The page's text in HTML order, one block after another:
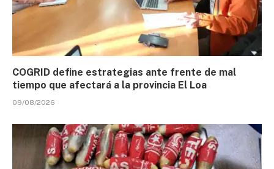
COGRID define estrategias ante frente de mal
tiempo que afectará a la provincia El Loa
09/08/2026